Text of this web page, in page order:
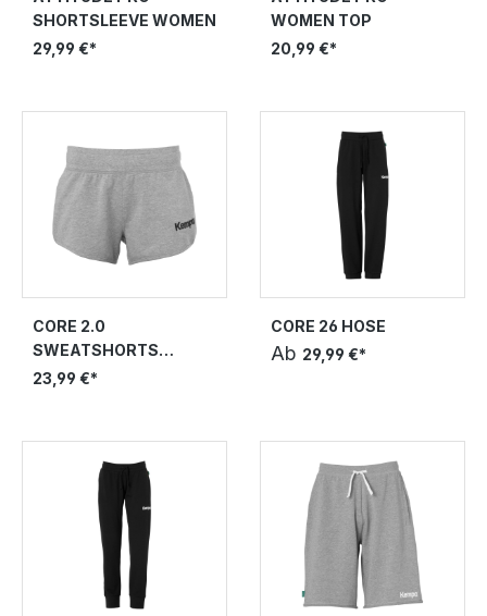
SHORTSLEEVE WOMEN
29,99 €*
WOMEN TOP
20,99 €*
CORE 2.0
SWEATSHORTS
WOMEN
23,99 €*
CORE 26 HOSE
Ab 29,99 €*